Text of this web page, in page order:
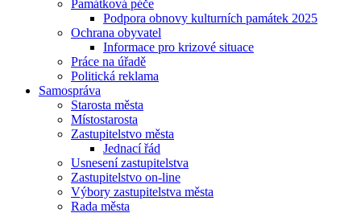
Památková péče
Podpora obnovy kulturních památek 2025
Ochrana obyvatel
Informace pro krizové situace
Práce na úřadě
Politická reklama
Samospráva
Starosta města
Místostarosta
Zastupitelstvo města
Jednací řád
Usnesení zastupitelstva
Zastupitelstvo on-line
Výbory zastupitelstva města
Rada města